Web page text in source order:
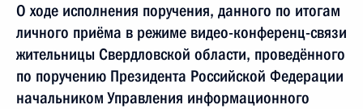
О ходе исполнения поручения, данного по итогам
личного приёма в режиме видео-конференц-связи
жительницы Свердловской области, проведённого
по поручению Президента Российской Федерации
начальником Управления информационного